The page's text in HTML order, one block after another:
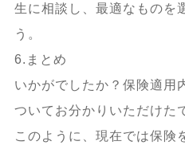
生に相談し、最適なものを
う。
6.まとめ
いかがでしたか？保険適用
ついてお分かりいただけた
このように、現在では保険